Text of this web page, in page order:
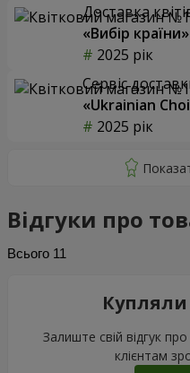
Доставка
«Вибір країни»
2025 рік
Сервіс
«Ukrainian
2025 рік
Відгуки про
Всього 11
Залиште свій відгук
клієнтам